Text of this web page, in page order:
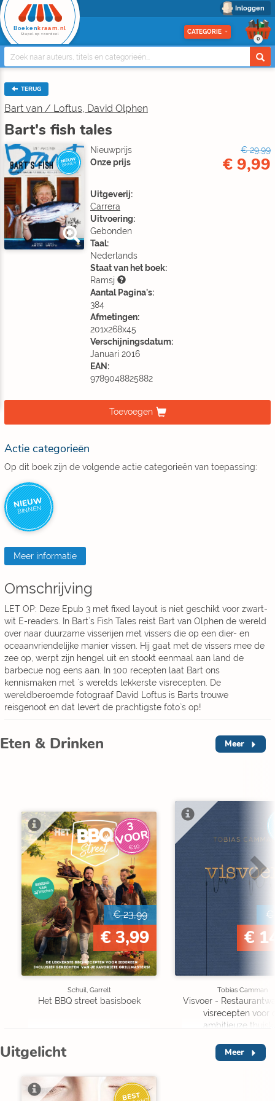
Inloggen
Boeken kraam.nl
Stapel op voordeel CATEGORIE
0
TERUG
Bart van / Loftus, David Olphen
Bart's fish tales
NIEUW
BINNEN
Nieuwprijs
€ 29,99
Onze prijs
€ 9,99
Uitgeverij:
Carrera
Uitvoering:
Gebonden
Taal:
Nederlands
Staat van het boek:
Ramsj
Aantal Pagina's:
384
Afmetingen:
201x268x45
Verschijningsdatum:
Januari 2016
EAN:
9789048825882
Toevoegen
Actie categorieën
Op dit boek zijn de volgende actie categorieën van toepassing:
NIEUW
BINNEN
Meer informatie
Omschrijving
LET OP: Deze Epub 3 met fixed layout is niet geschikt voor zwart-
wit E-readers. In Bart`s Fish Tales reist Bart van Olphen de wereld
over naar duurzame visserijen met vissers die op een dier- en
oceaanvriendelijke manier vissen. Hij gaat met de vissers mee de
zee op, werpt zijn hengel uit en stookt eenmaal aan land de
barbecue nog eens aan. In 100 recepten laat Bart ons
kennismaken met `s werelds lekkerste visrecepten. De
wereldberoemde fotograaf David Loftus is Barts trouwe
reisgenoot en dat levert de prachtigste foto`s op!
Eten & Drinken Meer
3
V
O
O
R
€10
€ 23,99
€ 3,99
Schuil, Garrelt
Het BBQ street basisboek
€
€
Tobias Camman
Visvoer -
visrecepten voor
ambitieuze
Uitgelicht Meer
BEST